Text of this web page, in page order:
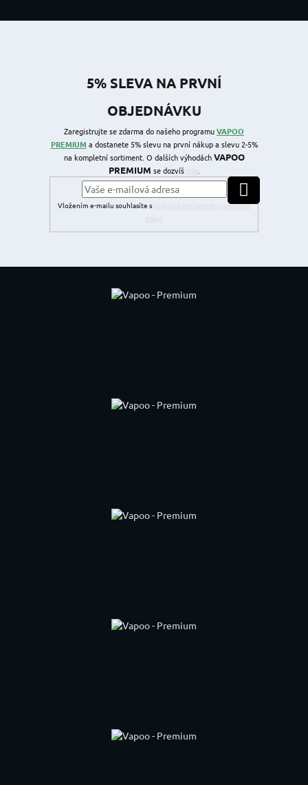
5% SLEVA NA PRVNÍ
OBJEDNÁVKU
Zaregistrujte se zdarma do našeho programuVAPOO
PREMIUMa dostanete 5% slevu na první nákup a slevu 2-5%
na kompletní sortiment. O dalších výhodáchVAPOO
PREMIUM se dozvíš .
Vložením e-mailu souhlasíte s
podmínkami ochrany osobních